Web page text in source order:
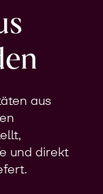
aus
und direkt